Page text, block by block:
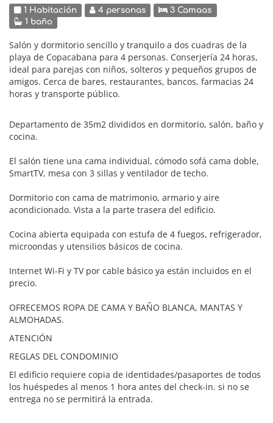
1 Habitación 4 personas
3 Camaas
1 baño
Salón y dormitorio sencillo y tranquilo a dos cuadras de la
playa de Copacabana para 4 personas. Conserjería 24 horas,
ideal para parejas con niños, solteros y pequeños grupos de
amigos. Cerca de bares, restaurantes, bancos, farmacias 24
horas y transporte público.
Departamento de 35m2 divididos en dormitorio, salón, baño y
cocina.
El salón tiene una cama individual, cómodo sofá cama doble,
SmartTV, mesa con 3 sillas y ventilador de techo.
Dormitorio con cama de matrimonio, armario y aire
acondicionado. Vista a la parte trasera del edificio.
Cocina abierta equipada con estufa de 4 fuegos, refrigerador,
microondas y utensilios básicos de cocina.
Internet Wi-Fi y TV por cable básico ya están incluidos en el
precio.
OFRECEMOS ROPA DE CAMA Y BAÑO BLANCA, MANTAS Y
ALMOHADAS.
ATENCIÓN
REGLAS DEL CONDOMINIO
El edificio requiere copia de identidades/pasaportes de todos
los huéspedes al menos 1 hora antes del check-in. si no se
entrega no se permitirá la entrada.